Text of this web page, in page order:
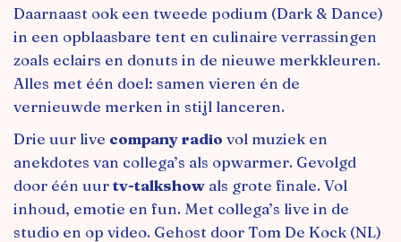
Daarnaast ook een tweede podium (Dark & Dance)
in een opblaasbare tent en culinaire verrassingen
zoals eclairs en donuts in de nieuwe merkkleuren.
Alles met één doel: samen vieren én de
vernieuwde merken in stijl lanceren.
Drie uur live company radio vol muziek en
anekdotes van collega’s als opwarmer. Gevolgd
door één uurtv-talkshow als grote finale. Vol
inhoud, emotie en fun. Met collega’s live in de
studio en op video. Gehost door Tom De Kock (NL)